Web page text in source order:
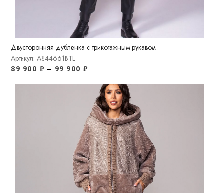
Двусторонняя дубленка с трикотажным рукавом
Артикул: A844661BTL
89 900 ₽ – 99 900₽